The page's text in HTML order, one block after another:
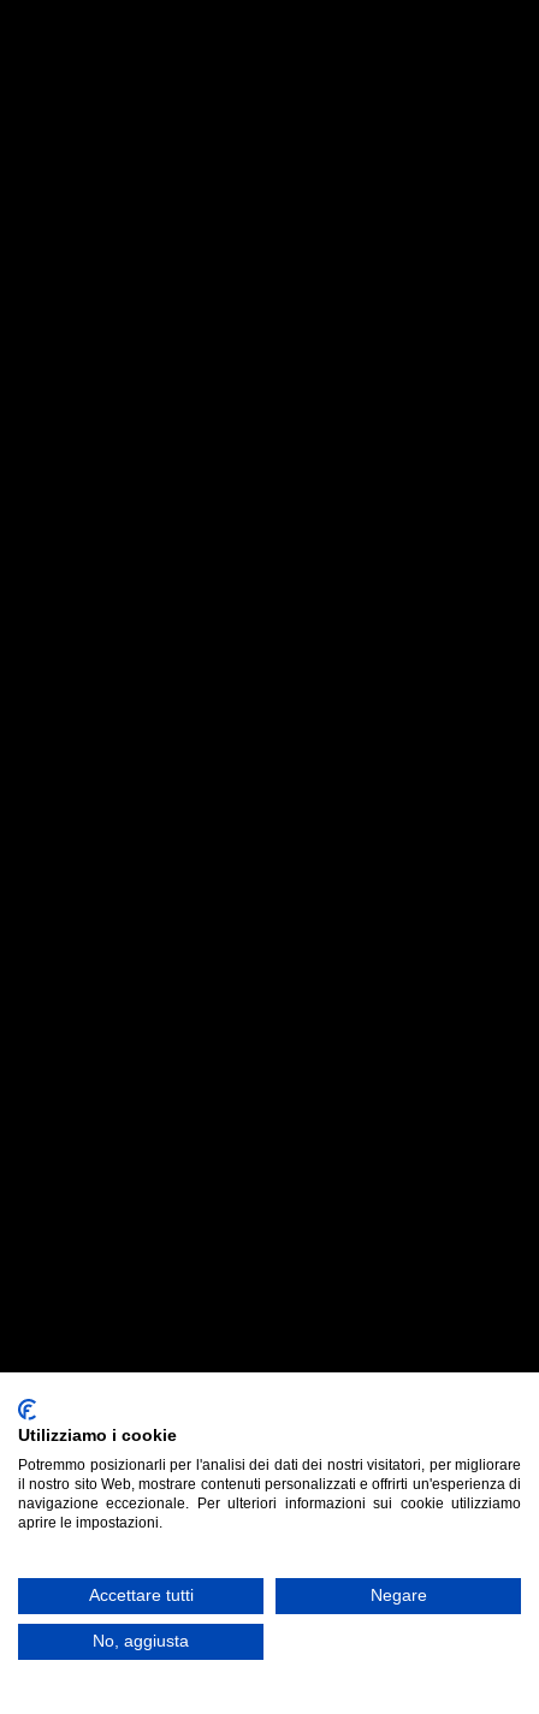
Utilizziamo i cookie
Potremmo posizionarli per l'analisi dei dati dei nostri visitatori, per migliorare
il nostro sito Web, mostrare contenuti personalizzati e offrirti un'esperienza di
navigazione eccezionale. Per ulteriori informazioni sui cookie utilizziamo
aprire le impostazioni.
Accettare tutti Negare
No, aggiusta